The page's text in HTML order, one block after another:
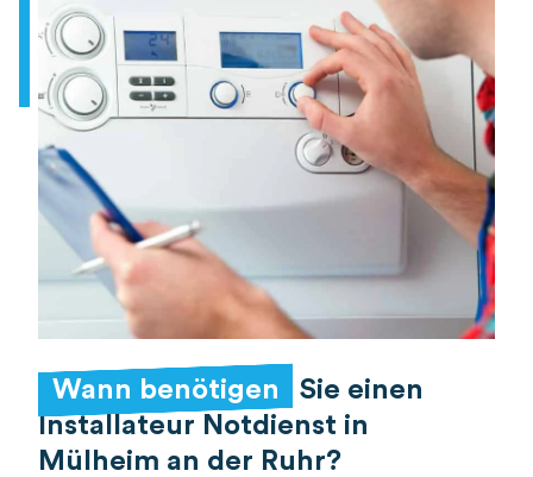
Wann benötigen
Sie einen
Installateur Notdienst in
Mülheim an der Ruhr?